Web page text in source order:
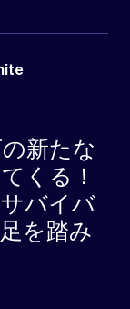
の新たな
くる！
バイバ
を踏み